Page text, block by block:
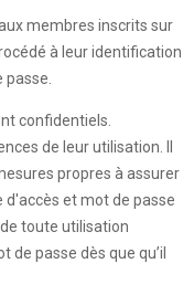
membres inscrits sur
à leur identification
passe.
confidentiels.
de leur utilisation. Il
propres à assurer
d'accès et mot de passe
toute utilisation
passe dès que qu’il